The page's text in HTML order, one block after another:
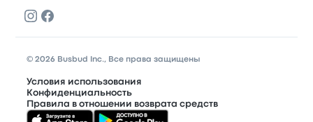
© 2026 Busbud Inc., Все права защищены
Условия использования
Конфиденциальность
Правила в отношении возврата средств